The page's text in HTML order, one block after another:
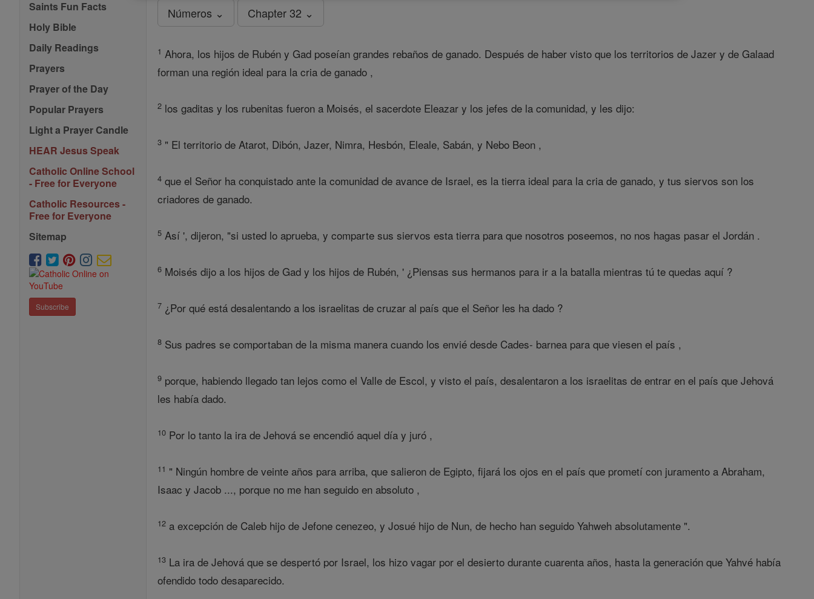
Saints Fun Facts
Holy Bible
Daily Readings
Prayers
Prayer of the Day
Popular Prayers
Light a Prayer Candle
HEAR Jesus Speak
Catholic Online School
- Free for Everyone
Catholic Resources -
Free for Everyone
Sitemap
Subscribe
Números ⌄ Chapter 32 ⌄
1 Ahora, los hijos de Rubén y Gad poseían grandes rebaños de ganado. Después de haber visto que los territorios de Jazer y de Galaad
forman una región ideal para la cria de ganado ,
2 los gaditas y los rubenitas fueron a Moisés, el sacerdote Eleazar y los jefes de la comunidad, y les dijo:
3 " El territorio de Atarot, Dibón, Jazer, Nimra, Hesbón, Eleale, Sabán, y Nebo Beon ,
4 que el Señor ha conquistado ante la comunidad de avance de Israel, es la tierra ideal para la cria de ganado, y tus siervos son los
criadores de ganado.
5 Así ', dijeron, "si usted lo aprueba, y comparte sus siervos esta tierra para que nosotros poseemos, no nos hagas pasar el Jordán .
6 Moisés dijo a los hijos de Gad y los hijos de Rubén, ' ¿Piensas sus hermanos para ir a la batalla mientras tú te quedas aquí ?
7 ¿Por qué está desalentando a los israelitas de cruzar al país que el Señor les ha dado ?
8 Sus padres se comportaban de la misma manera cuando los envié desde Cades- barnea para que viesen el país ,
9 porque, habiendo llegado tan lejos como el Valle de Escol, y visto el país, desalentaron a los israelitas de entrar en el país que Jehová
les había dado.
10 Por lo tanto la ira de Jehová se encendió aquel día y juró ,
11 " Ningún hombre de veinte años para arriba, que salieron de Egipto, fijará los ojos en el país que prometí con juramento a Abraham,
Isaac y Jacob ..., porque no me han seguido en absoluto ,
12 a excepción de Caleb hijo de Jefone cenezeo, y Josué hijo de Nun, de hecho han seguido Yahweh absolutamente ".
13 La ira de Jehová que se despertó por Israel, los hizo vagar por el desierto durante cuarenta años, hasta la generación que Yahvé había
ofendido todo desaparecido.